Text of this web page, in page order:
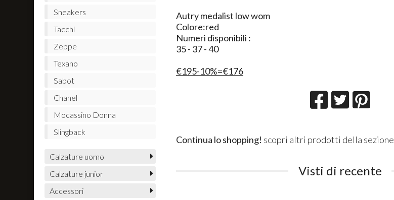
​Autry medalist low wom
Colore:red
Numeri disponibili :
35 - 37 - 40
€195-10%=€176
Continua lo shopping! scopri altri prodotti della sezione
Visti di recente
Sneakers
Tacchi
Zeppe
Texano
Sabot
Chanel
Mocassino Donna
Slingback
Calzature uomo
Calzature junior
Accessori